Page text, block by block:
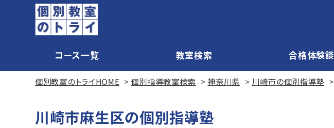
コース一覧 教室検索 合格体験談
個別教室のトライHOME 個別指導教室検索 神奈川県 川崎市の個別指導塾
川崎市麻生区の個別指導塾